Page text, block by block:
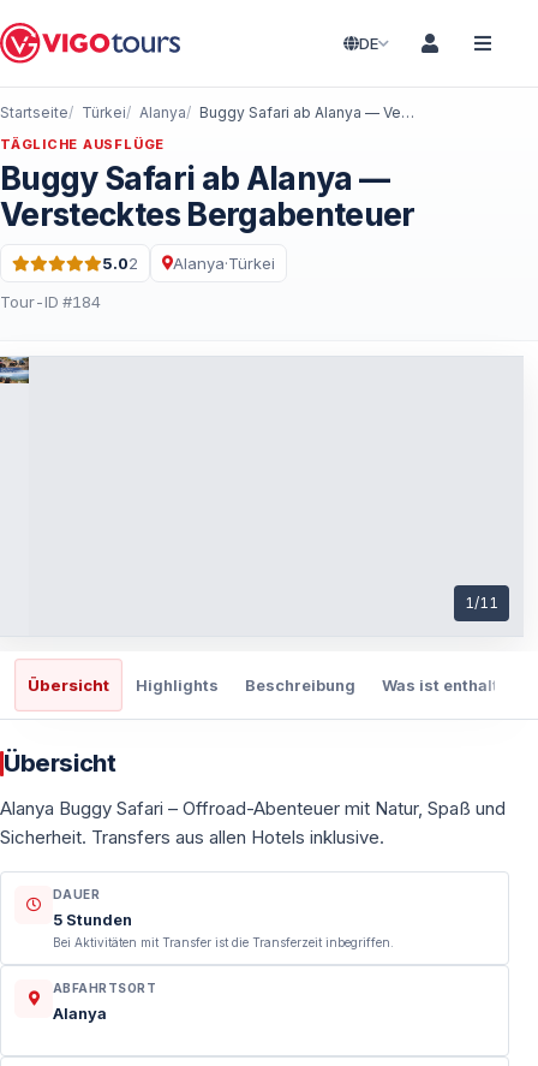
DE
Startseite Türkei Alanya Buggy Safari ab Alanya — Verstecktes Bergabenteuer
TÄGLICHE AUSFLÜGE
Buggy Safari ab Alanya —
Verstecktes Bergabenteuer
Bewertung: 5.0 von 5 · 2 Bewertungen
5.02 Alanya·Türkei
Tour-ID #184
1/11
Übersicht Highlights Beschreibung Was ist enthalten
Übersicht
Alanya Buggy Safari – Offroad-Abenteuer mit Natur, Spaß und
Sicherheit. Transfers aus allen Hotels inklusive.
DAUER
5 Stunden
Bei Aktivitäten mit Transfer ist die Transferzeit inbegriffen.
ABFAHRTSORT
Alanya